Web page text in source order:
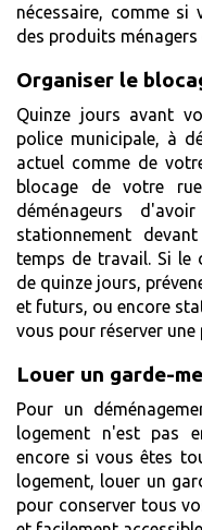
nécessaire, comme si
des produits
Organiser le
Quinze jours avant
police municipale, à
actuel comme de
blocage de votre
déménageurs
stationnement
temps de travail. Si le
de quinze jours,
et futurs, ou encore
vous pour réserver une
Louer un garde-
Pour un
logement n'est pas
encore si vous êtes
logement, louer un
pour conserver tous